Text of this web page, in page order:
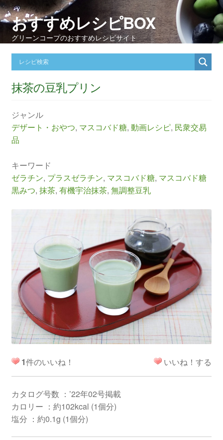
おすすめレシピBOX
グリーンコープのおすすめレシピサイト
抹茶の豆乳プリン
ジャンル
デザート・おやつ, マスコバド糖, 動画レシピ, 民衆交易
品
キーワード
ゼラチン, プラスゼラチン, マスコバド糖, マスコバド糖
黒みつ, 抹茶, 有機宇治抹茶, 無調整豆乳
1件のいいね！ いいね！する
カタログ号数 ：’22年02号掲載
カロリー ：約102kcal (1個分)
塩分 ：約0.1g (1個分)